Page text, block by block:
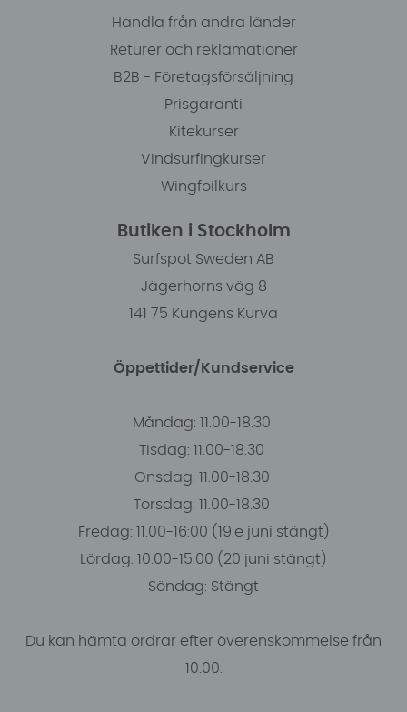
Handla från andra länder
Returer och reklamationer
B2B - Företagsförsäljning
Prisgaranti
Kitekurser
Vindsurfingkurser
Wingfoilkurs
Butiken i Stockholm
Surfspot Sweden AB
Jägerhorns väg 8
141 75 Kungens Kurva
Öppettider/Kundservice
Måndag: 11.00-18.30
Tisdag: 11.00-18.30
Onsdag: 11.00-18.30
Torsdag: 11.00-18.30
Fredag: 11.00-16:00 (19:e juni stängt)
Lördag: 10.00-15.00 (20 juni stängt)
Söndag: Stängt
Du kan hämta ordrar efter överenskommelse från
10.00.